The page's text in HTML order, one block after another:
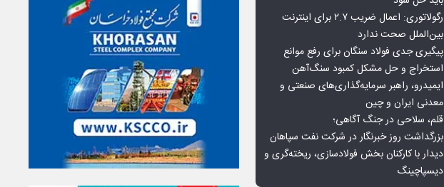
رگولاتوری: اعمال ضریب ۲.۷ برای اینترنت
بین‌الملل صحت ندارد
پیگیری جدی فولاد سنگان برای رفع موانع
استخراج و حل مشکل کمبود سنگ‌آهن
ایمیدرو، راهبر سرمایه‌گذاری‌های صنعتی و
معدنی ایران و چین
قلم، سلاحی در جنگ آگاهی؛
بزرگداشت روز خبرنگار در شرکت نفت سپاهان
دیدار با کارکنان بخش فولادسازی، ریخته‌گری و
دیسپاچینگ